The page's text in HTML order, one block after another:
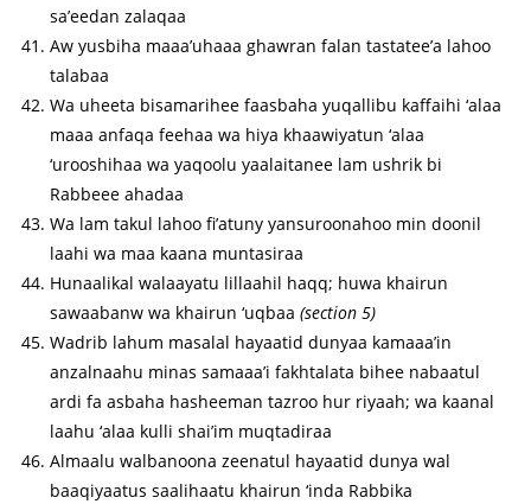
sa’eedan zalaqaa
Aw yusbiha maaa’uhaaa ghawran falan tastatee’a lahoo
talabaa
Wa uheeta bisamarihee faasbaha yuqallibu kaffaihi ‘alaa
maaa anfaqa feehaa wa hiya khaawiyatun ‘alaa
‘urooshihaa wa yaqoolu yaalaitanee lam ushrik bi
Rabbeee ahadaa
Wa lam takul lahoo fi’atuny yansuroonahoo min doonil
laahi wa maa kaana muntasiraa
Hunaalikal walaayatu lillaahil haqq; huwa khairun
sawaabanw wa khairun ‘uqbaa(section 5)
Wadrib lahum masalal hayaatid dunyaa kamaaa’in
anzalnaahu minas samaaa’i fakhtalata bihee nabaatul
ardi fa asbaha hasheeman tazroo hur riyaah; wa kaanal
laahu ‘alaa kulli shai’im muqtadiraa
Almaalu walbanoona zeenatul hayaatid dunya wal
baaqiyaatus saalihaatu khairun ‘inda Rabbika